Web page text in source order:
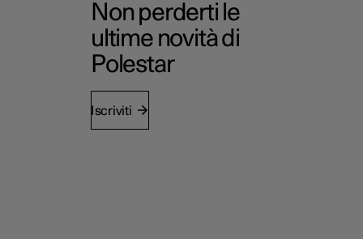
Non perderti le
ultime novità di
Polestar
Iscriviti